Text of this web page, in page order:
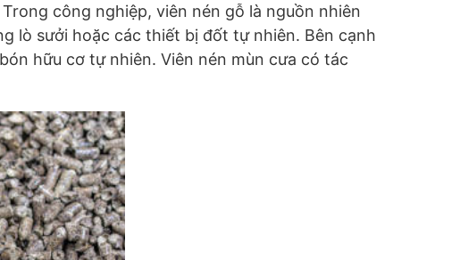
công nghiệp, viên nén gỗ là nguồn nhiên
lò sưởi hoặc các thiết bị đốt tự nhiên. Bên cạnh
hữu cơ tự nhiên. Viên nén mùn cưa có tác